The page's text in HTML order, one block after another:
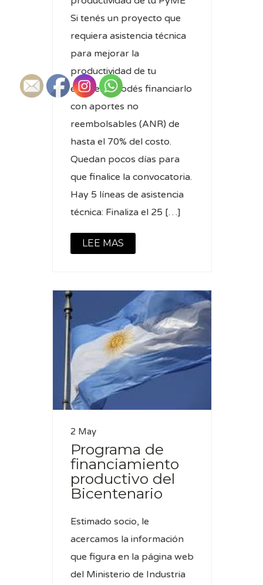
Si tenés un proyecto que
requiera asistencia técnica
para mejorar la
productividad de tu
empresa, podés financiarlo
con aportes no
reembolsables (ANR) de
hasta el 70% del costo.
Quedan pocos días para
que finalice la convocatoria.
Hay 5 líneas de asistencia
técnica: Finaliza el 25 […]
LEE MAS
2 May
Programa de
financiamiento
productivo del
Bicentenario
Estimado socio, le
acercamos la información
que figura en la página web
del Ministerio de Industria